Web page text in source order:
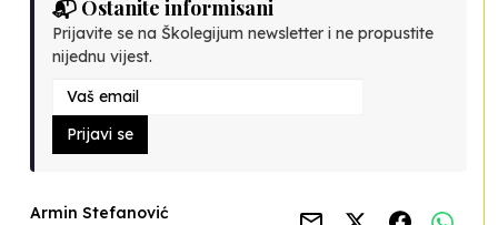
📬 Ostanite informisani
Prijavite se na Školegijum newsletter i ne propustite
nijednu vijest.
Prijavi se
Armin Stefanović